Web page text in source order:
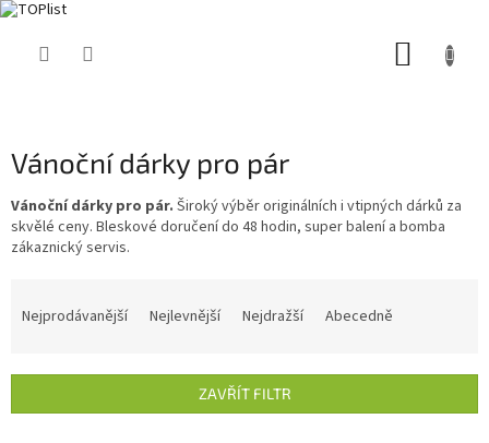
Vánoční dárky pro pár
Vánoční dárky pro pár. Široký výběr originálních i vtipných dárků za
skvělé ceny. Bleskové doručení do 48 hodin, super balení a bomba
zákaznický servis.
í
Nejprodávanější Nejlevnější Nejdražší Abecedně
ZAVŘÍT FILTR